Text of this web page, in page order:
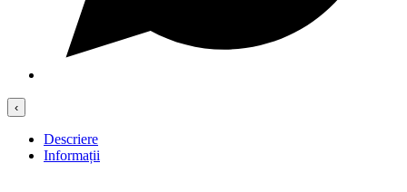
‹
Descriere
Informații